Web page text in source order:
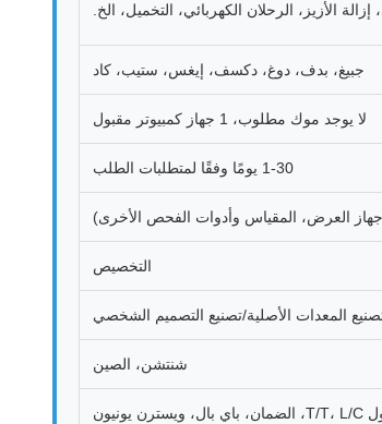
الأزيز، الرحلان الكهربائي، التخميل، الخ.
جبيغ، بدف، دوغ، دكسف، إيغس، ستيب، كاد
لا يوجد موك مطلوب، 1 جهاز كمبيوتر مقبول
1-30 يومًا وفقًا لمتطلبات الطلب
التخصيص
المعدات الأصلية/تصنيع التصميم الشخصي
شنتشن، الصين